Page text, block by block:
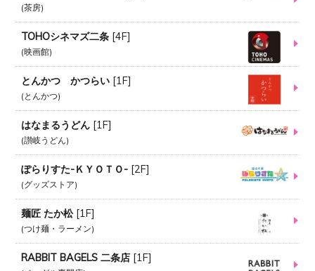
茶房
TOHOシネマズ二条 [4F]
映画館
とんかつ かつらい [1F]
とんかつ
はなまるうどん [1F]
讃岐うどん
ぽらりすた-ＫＹＯＴＯ- [2F]
グッズストア
麺匠 たか松 [1F]
つけ麺・ラーメン
RABBIT BAGELS 二条店 [1F]